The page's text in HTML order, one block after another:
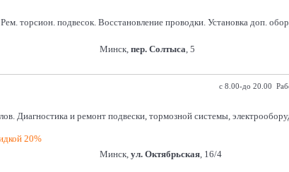
торсион. подвесок. Восстановление проводки. Установка доп.
Минск, пер. Солтыса, 5
с 8.00-до 20.00
Диагностика и ремонт подвески, тормозной системы,
20%
Минск, ул. Октябрьская, 16/4